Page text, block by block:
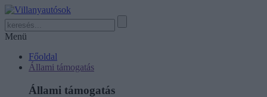
Menü
Főoldal
Állami támogatás
Állami támogatás